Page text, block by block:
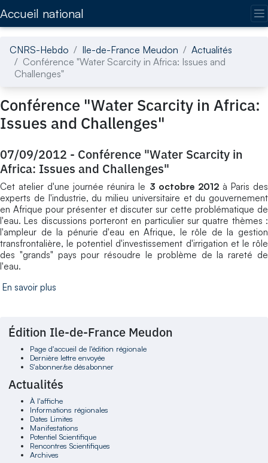
Accueil national
CNRS-Hebdo Ile-de-France Meudon
Actualités
Conférence "Water Scarcity in Africa: Issues and
Challenges"
Conférence "Water Scarcity in Africa:
Issues and Challenges"
07/09/2012 - Conférence "Water Scarcity in
Africa: Issues and Challenges"
Cet atelier d'une journée réunira le 3 octobre 2012à Paris des
experts de l'industrie, du milieu universitaire et du gouvernement
en Afrique pour présenter et discuter sur cette problématique de
l'eau. Les discussions porteront en particulier sur quatre thèmes :
l'ampleur de la pénurie d'eau en Afrique, le rôle de la gestion
transfrontalière, le potentiel d'investissement d'irrigation et le rôle
des "grands" pays pour résoudre le problème de la rareté de
l'eau.
En savoir plus
Édition Ile-de-France Meudon
Page d'accueil de l'édition régionale
Dernière lettre envoyée
S'abonner/se désabonner
Actualités
À l'affiche
Informations régionales
Dates Limites
Manifestations
Potentiel Scientifique
Rencontres Scientifiques
Archives